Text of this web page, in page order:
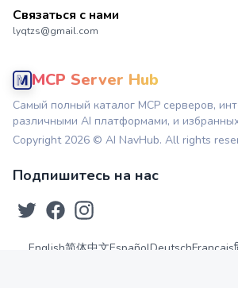
Связаться с нами
lyqtzs@gmail.com
MCP Server Hub
Самый полный каталог MCP серверов,
различными AI платформами, и
Copyright 2026 © AI NavHub. All rights
Подпишитесь на нас
English简体中文EspañolDeutschFrançais